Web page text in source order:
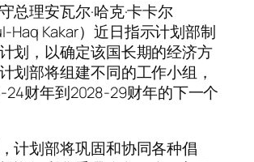
总理安瓦尔·哈克·卡卡尔
Haq Kakar）近日指示计划部制
划，以确定该国长期的经济方
划部将组建不同的工作小组，
24财年到2028-29财年的下一个
计划部将巩固和协同各种倡